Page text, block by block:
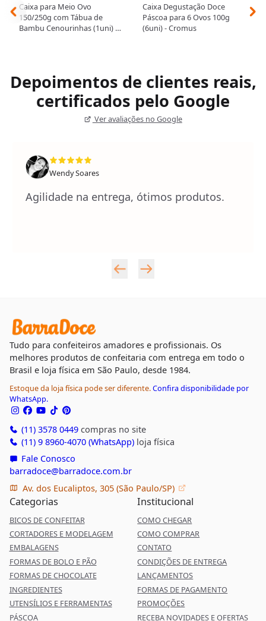
Caixa para Meio Ovo
150/250g com Tábua de
Bambu Cenourinhas (1uni) -
Caixa Degustação Doce
Páscoa para 6 Ovos 100g
(6uni) - Cromus
Depoimentos de clientes reais,
certificados pelo Google
Ver avaliações no Google
Wendy Soares
Agilidade na entrega, ótimos produtos.
Tudo para confeiteiros amadores e profissionais. Os
melhores produtos de confeitaria com entrega em todo o
Brasil e loja física em São Paulo, desde 1984.
Estoque da loja física pode ser diferente.Confira disponibilidade por
WhatsApp.
(11) 3578 0449compras no site
(11) 9 8960-4070 (WhatsApp)loja física
Fale Conosco
barradoce@barradoce.com.br
Av. dos Eucaliptos, 305 (São Paulo/SP)
Categorias
BICOS DE CONFEITAR
CORTADORES E MODELAGEM
EMBALAGENS
FORMAS DE BOLO E PÃO
FORMAS DE CHOCOLATE
INGREDIENTES
UTENSÍLIOS E FERRAMENTAS
PÁSCOA
Institucional
COMO CHEGAR
COMO COMPRAR
CONTATO
CONDIÇÕES DE ENTREGA
LANÇAMENTOS
FORMAS DE PAGAMENTO
PROMOÇÕES
RECEBA NOVIDADES E OFERTAS